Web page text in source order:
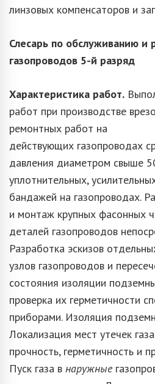
линзовых компенсаторов и
Слесарь по обслуживанию и
газопроводов 5-й разряд
Характеристика работ.
работ при производстве
ремонтных работ на
действующих газопроводах
давления диаметром свыше
уплотнительных,
бандажей на газопроводах.
и монтаж крупных фасонных
деталей газопроводов
Разработка эскизов
узлов газопроводов и
состояния изоляции
проверка их герметичности
приборами. Изоляция
Локализация мест утечек
прочность, герметичность и
Пуск газа в наружные